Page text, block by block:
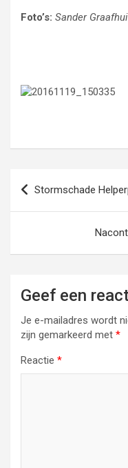
Foto’s: Sander
Bericht
navigatie
Stormschade
Geef een
Je e-mailadres wordt
zijn gemarkeerd met *
Reactie *